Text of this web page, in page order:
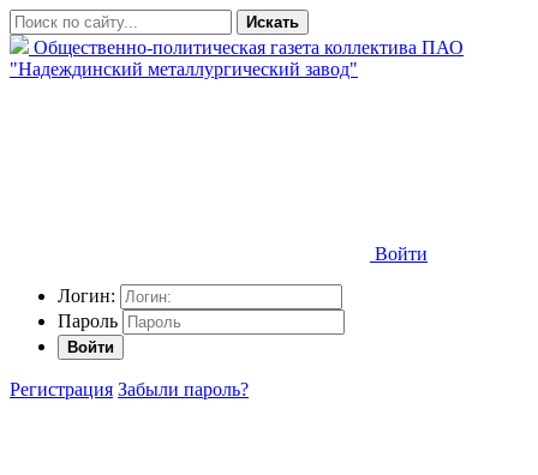
Искать
Общественно-политическая газета коллектива ПАО
"Надеждинский металлургический завод"
Войти
Логин:
Пароль
Войти
Регистрация Забыли пароль?